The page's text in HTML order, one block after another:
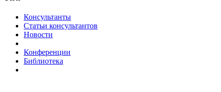
Консультанты
Статьи консультантов
Новости
Конференции
Библиотека